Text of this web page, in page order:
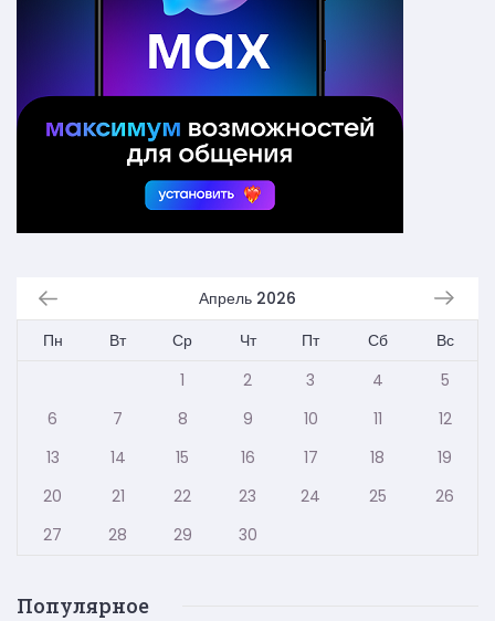
Апрель 2026
Пн
Вт Ср Чт Пт Сб
Вс
1
2 3 4
5
6
7 8 9 10 11
12
13
14 15 16 17 18
19
20
21 22 23 24 25
26
27
28 29 30
Популярное